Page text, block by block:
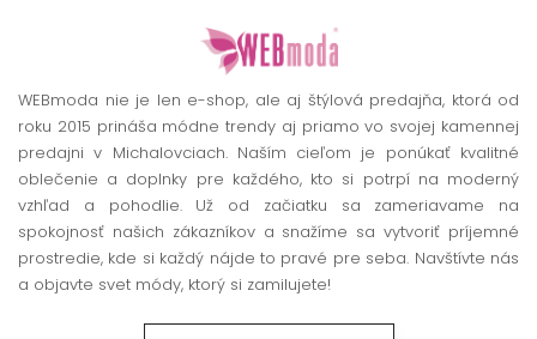
WEBmoda nie je len e-shop, ale aj štýlová predajňa, ktorá od
roku 2015 prináša módne trendy aj priamo vo svojej kamennej
predajni v Michalovciach. Naším cieľom je ponúkať kvalitné
oblečenie a doplnky pre každého, kto si potrpí na moderný
vzhľad a pohodlie. Už od začiatku sa zameriavame na
spokojnosť našich zákazníkov a snažíme sa vytvoriť príjemné
prostredie, kde si každý nájde to pravé pre seba. Navštívte nás
a objavte svet módy, ktorý si zamilujete!